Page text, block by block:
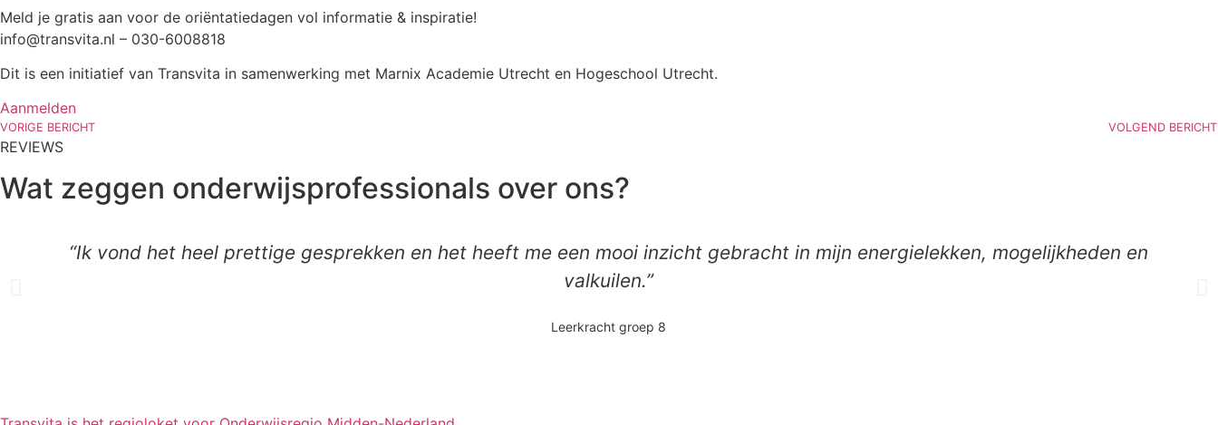
Meld je gratis aan voor de oriëntatiedagen vol informatie & inspiratie!
info@transvita.nl – 030-6008818
Dit is een initiatief van Transvita in samenwerking met Marnix Academie Utrecht en Hogeschool Utrecht.
Aanmelden
VORIGE BERICHT VOLGEND BERICHT
REVIEWS
Wat zeggen onderwijsprofessionals over ons?
“Ik vond het heel prettige gesprekken en het heeft me een mooi inzicht gebracht in mijn energielekken, mogelijkheden en
valkuilen.”
Leerkracht groep 8